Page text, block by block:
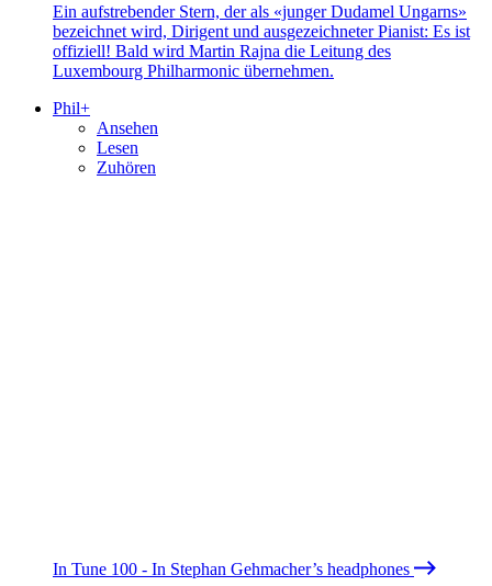
Ein aufstrebender Stern, der als «junger Dudamel Ungarns»
bezeichnet wird, Dirigent und ausgezeichneter Pianist: Es ist
offiziell! Bald wird Martin Rajna die Leitung des
Luxembourg Philharmonic übernehmen.
Phil+
Ansehen
Lesen
Zuhören
In Tune 100 - In Stephan Gehmacher’s headphones